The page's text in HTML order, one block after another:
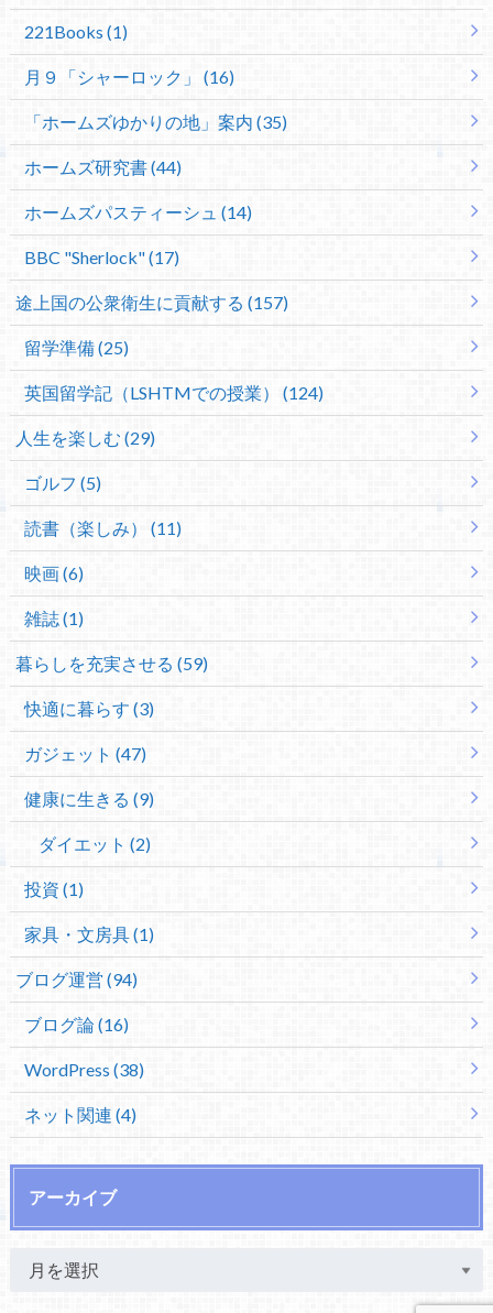
221Books (1)
月９「シャーロック」 (16)
「ホームズゆかりの地」案内 (35)
ホームズ研究書 (44)
ホームズパスティーシュ (14)
BBC "Sherlock" (17)
途上国の公衆衛生に貢献する (157)
留学準備 (25)
英国留学記（LSHTMでの授業） (124)
人生を楽しむ (29)
ゴルフ (5)
読書（楽しみ） (11)
映画 (6)
雑誌 (1)
暮らしを充実させる (59)
快適に暮らす (3)
ガジェット (47)
健康に生きる (9)
ダイエット (2)
投資 (1)
家具・文房具 (1)
ブログ運営 (94)
ブログ論 (16)
WordPress (38)
ネット関連 (4)
アーカイブ